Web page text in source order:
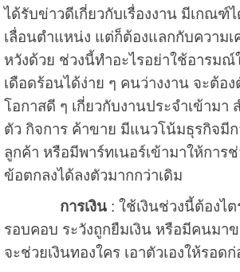
ได้รับข่าวดีเกี่ยวกับเรื่องงาน มีเกณฑ์
เลื่อนตำแหน่ง แต่ก็ต้องแลกกับความ
หวังด้วย ช่วงนี้ทำอะไรอย่าใช้อารม
เดือดร้อนได้ง่าย ๆ คนว่างงาน จะต้อ
โอกาสดี ๆ เกี่ยวกับงานประจำเข้ามา
ตัว กิจการ ค้าขาย มีแนวโน้มธุรกิจมี
ลูกค้า หรือมีพาร์ทเนอร์เข้ามาให้การ
ข้อตกลงได้ลงตัวมากกว่าเดิม
การเงิน: ใช้เงินช่วงนี้ต้องไต
รอบคอบ ระวังถูกยืมเงิน หรือมีคนมา
จะช่วยเงินทองใคร เอาตัวเองให้รอด